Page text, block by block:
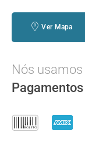
Ver Mapa
Nós usamos